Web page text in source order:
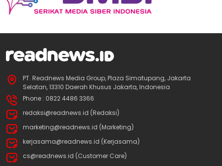
PT. Readnews Media Group, Plaza Simatupang, Jakarta
Selatan, 13310 Daerah Khusus Jakarta, Indonesia
Phone : 0822 4486 3366
redaksi@readnews.id (Redaksi)
marketing@readnews.id (Marketing)
kerjasama@readnews.id (Kerjasama)
cs@readnews.id (Customer Care)